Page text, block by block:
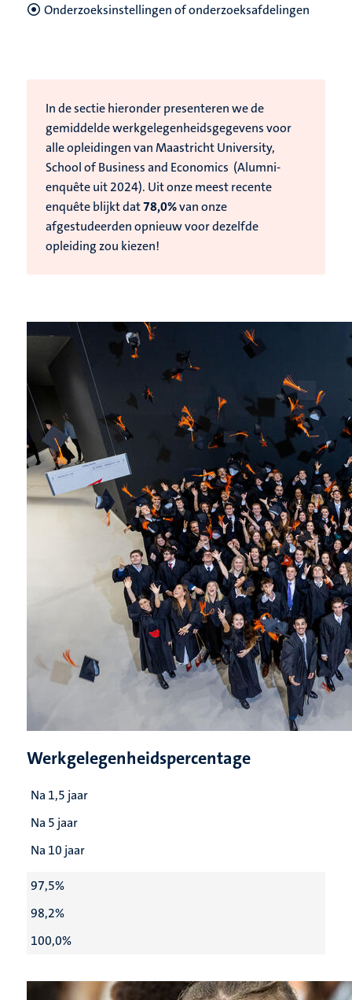
Onderzoeksinstellingen of onderzoeksafdelingen
In de sectie hieronder presenteren we de
gemiddelde werkgelegenheidsgegevens voor
alle opleidingen van Maastricht University,
School of Business and Economics (Alumni-
enquête uit 2024). Uit onze meest recente
enquête blijkt dat78,0%van onze
afgestudeerden opnieuw voor dezelfde
opleiding zou kiezen!
Werkgelegenheidspercentage
Na 1,5 jaar
Na 5 jaar
Na 10 jaar
97,5%
98,2%
100,0%